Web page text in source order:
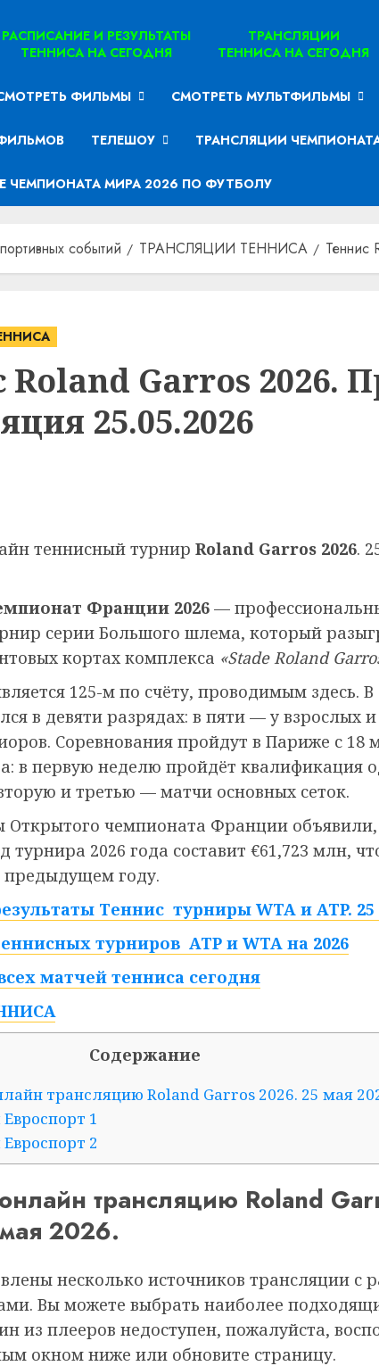
РАСПИСАНИЕ И РЕЗУЛЬТАТЫ
ТЕННИСА НА СЕГОДНЯ
ТРАНСЛЯЦИИ
ТЕННИСА НА СЕГОДНЯ
ФИЛЬМЫ СМОТРЕТЬ МУЛЬТФИЛЬМЫ
ТЕЛЕШОУ ТРАНСЛЯЦИИ
ЧЕМПИОНАТА МИРА 2026 ПО ФУТБОЛУ
событий ТРАНСЛЯЦИИ ТЕННИСА Теннис
Roland Garros 2026.
25.05.2026
теннисный турнир Roland Garros 2026.
Франции 2026 —
серии Большого шлема, который
кортах комплекса «Stade Roland
125-м по счёту, проводимым здесь. В
в девяти разрядах: в пяти — у взрослых
Соревнования пройдут в Париже с 18
в первую неделю пройдёт квалификация
и третью — матчи основных сеток.
Открытого чемпионата Франции
турнира 2026 года составит €61,723 млн,
предыдущем году.
Теннис турниры WTA и ATP. 25
турниров ATP и WTA на 2026
матчей тенниса сегодня
Содержание
трансляцию Roland Garros 2026. 25 мая
1
2
трансляцию Roland
2026.
несколько источников трансляции с
Вы можете выбрать наиболее
из плееров недоступен, пожалуйста,
окном ниже или обновите страницу.